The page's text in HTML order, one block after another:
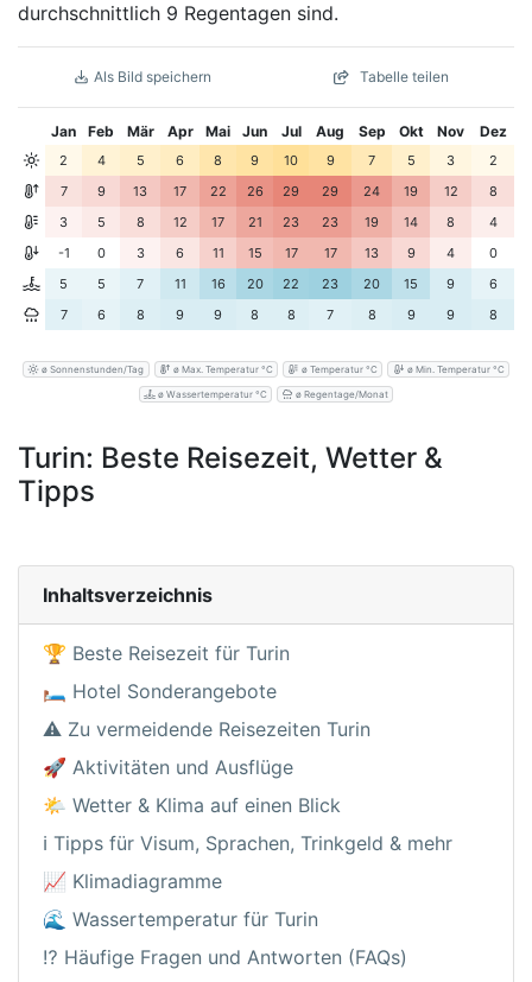
durchschnittlich 9 Regentagen sind.
Als Bild speichern Tabelle teilen
Jan Feb Mär Apr Mai Jun Jul Aug Sep Okt Nov Dez
2 4 5 6 8 9 10 9 7 5 3
2
7
9 13 17 22 26 29 29 24 19 12
8
3
5 8 12 17 21 23 23 19 14 8
4
-1
0 3 6 11 15 17 17 13 9 4
0
5
5 7 11 16 20 22 23 20 15 9
6
7
6 8 9 9 8 8 7 8 9 9 8
ø Sonnenstunden/Tag ø Max. Temperatur °C ø Temperatur °C ø Min. Temperatur °C
ø Wassertemperatur °C ø Regentage/Monat
Turin: Beste Reisezeit, Wetter &
Tipps
Inhaltsverzeichnis
🏆 Beste Reisezeit für Turin
🛏️ Hotel Sonderangebote
⚠️ Zu vermeidende Reisezeiten Turin
🚀 Aktivitäten und Ausflüge
🌤️ Wetter & Klima auf einen Blick
ℹ️ Tipps für Visum, Sprachen, Trinkgeld & mehr
📈 Klimadiagramme
🌊 Wassertemperatur für Turin
⁉️ Häufige Fragen und Antworten (FAQs)